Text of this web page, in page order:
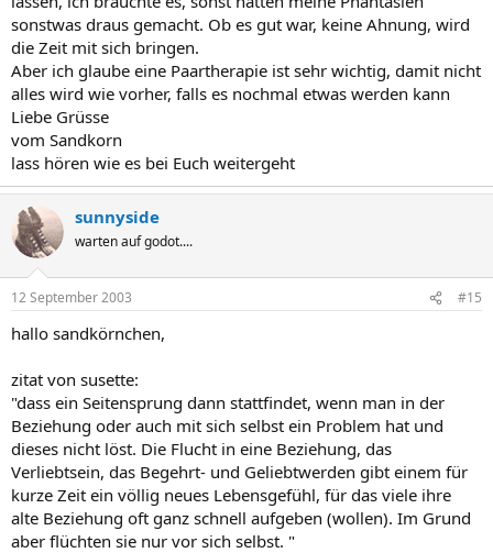
sonstwas draus gemacht. Ob es gut war, keine Ahnung, wird
die Zeit mit sich bringen.
Aber ich glaube eine Paartherapie ist sehr wichtig, damit nicht
alles wird wie vorher, falls es nochmal etwas werden kann
Liebe Grüsse
vom Sandkorn
lass hören wie es bei Euch weitergeht
sunnyside
warten auf godot....
12 September 2003 #15
hallo sandkörnchen,
zitat von susette:
"dass ein Seitensprung dann stattfindet, wenn man in der
Beziehung oder auch mit sich selbst ein Problem hat und
dieses nicht löst. Die Flucht in eine Beziehung, das
Verliebtsein, das Begehrt- und Geliebtwerden gibt einem für
kurze Zeit ein völlig neues Lebensgefühl, für das viele ihre
alte Beziehung oft ganz schnell aufgeben (wollen). Im Grund
aber flüchten sie nur vor sich selbst. "